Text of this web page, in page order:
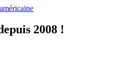
2008 !